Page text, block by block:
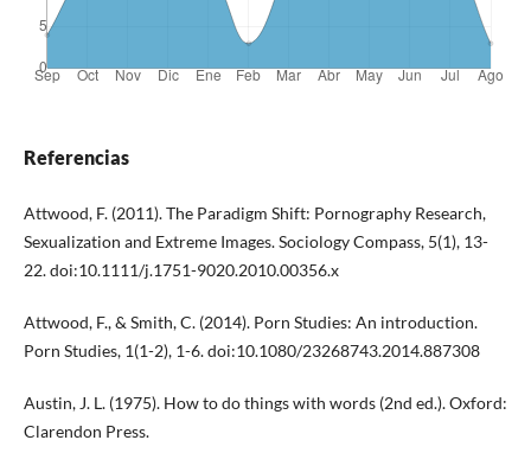
Referencias
Attwood, F. (2011). The Paradigm Shift: Pornography Research,
Sexualization and Extreme Images. Sociology Compass, 5(1), 13-
22. doi:10.1111/j.1751-9020.2010.00356.x
Attwood, F., & Smith, C. (2014). Porn Studies: An introduction.
Porn Studies, 1(1-2), 1-6. doi:10.1080/23268743.2014.887308
Austin, J. L. (1975). How to do things with words (2nd ed.). Oxford:
Clarendon Press.